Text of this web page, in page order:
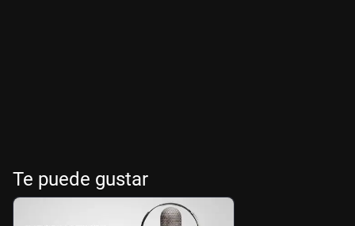
Te puede gustar